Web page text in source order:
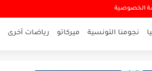
الخصوصية
نجومنا التونسية ميركاتو رياضات أخرى